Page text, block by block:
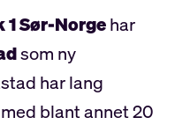
1 Sør-Norgehar
som ny
har lang
blant annet 20